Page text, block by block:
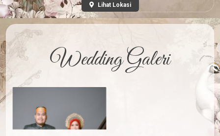
Lihat Lokasi
Wedding Galeri